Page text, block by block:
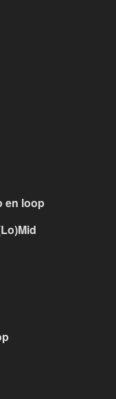
en loop